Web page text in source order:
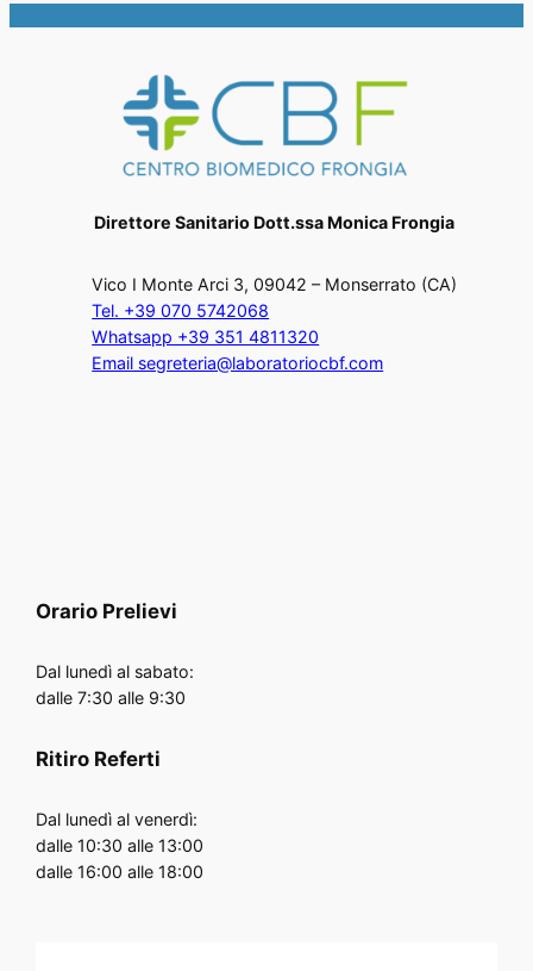
Direttore Sanitario Dott.ssa Monica Frongia
Vico I Monte Arci 3, 09042 – Monserrato (CA)
Tel. +39 070 5742068
Whatsapp +39 351 4811320
Email segreteria@laboratoriocbf.com
Orario Prelievi
Dal lunedì al sabato:
dalle 7:30 alle 9:30
Ritiro Referti
Dal lunedì al venerdì:
dalle 10:30 alle 13:00
dalle 16:00 alle 18:00